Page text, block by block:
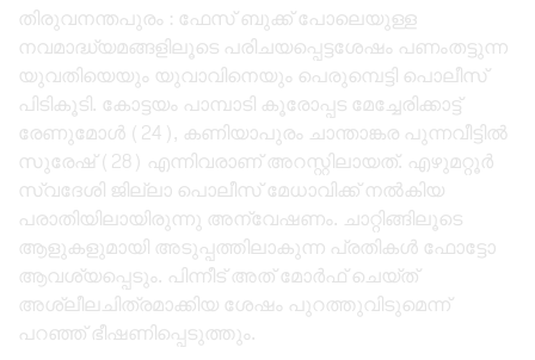
തിരുവനന്തപുരം : ഫേസ് ബുക്ക് പോലെയുള്ള
നവമാദ്ധ്യമങ്ങളിലൂടെ പരിചയപ്പെട്ടശേഷം പണംതട്ടുന്ന
യുവതിയെയും യുവാവിനെയും പെരുമ്പെട്ടി പൊലീസ്
പിടികൂടി. കോട്ടയം പാമ്പാടി കൂരോപ്പട മേച്ചേരിക്കാട്ട്
രേണുമോൾ (24), കണിയാപുരം ചാന്താങ്കര പുന്നവീട്ടിൽ
സുരേഷ് (28) എന്നിവരാണ് അറസ്റ്റിലായത്. എഴുമറ്റൂർ
സ്വദേശി ജില്ലാ പൊലീസ് മേധാവിക്ക് നൽകിയ
പരാതിയിലായിരുന്നു അന്വേഷണം. ചാറ്റിങ്ങിലൂടെ
ആളുകളുമായി അടുപ്പത്തിലാകുന്ന പ്രതികൾ ഫോട്ടോ
ആവശ്യപ്പെടും. പിന്നീട് അത് മോർഫ് ചെയ്ത്
അശ്ലീലചിത്രമാക്കിയ ശേഷം പുറത്തുവിടുമെന്ന്
പറഞ്ഞ് ഭീഷണിപ്പെടുത്തും.